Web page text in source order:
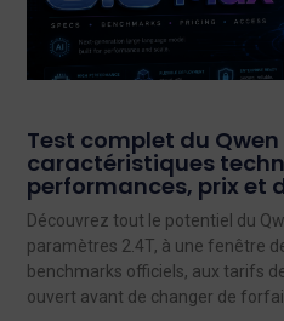
Test complet du Qwen
caractéristiques
performances, prix et
Découvrez tout le potentiel du
paramètres 2.4T, à une fenêtre
benchmarks officiels, aux tarifs
ouvert avant de changer de